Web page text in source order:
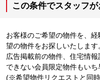
この条件でスタッフ
お客様のご希望の物件を、
望の物件をお探しいたします
広告掲載前の物件、住宅情
できない会員限定物件もいち
(※希望物件リクエストと同